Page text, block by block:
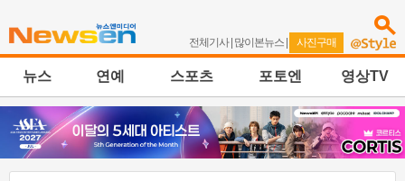
전체기사| 많이본뉴스 | 사진구매
뉴스 연예 스포츠 포토엔 영상TV